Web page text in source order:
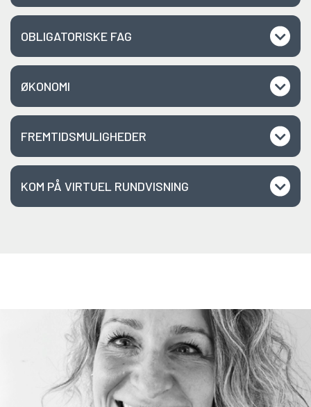
OBLIGATORISKE FAG
ØKONOMI
FREMTIDSMULIGHEDER
KOM PÅ VIRTUEL RUNDVISNING